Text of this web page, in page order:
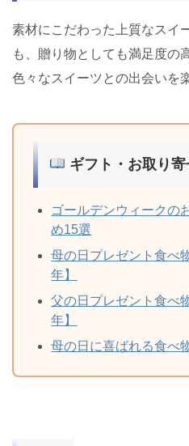
素材にこだわった上質なスイ
も、贈り物としても満足度の
色々なスイーツとの出会いを
ギフト・お取り
ゴールデンウィークの
め15選
母の日プレゼント食べ
年】
父の日プレゼント食べ
年】
母の日に喜ばれる食べ